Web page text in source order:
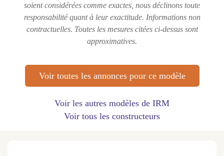
soient considérées comme exactes, nous déclinons toute
responsabilité quant à leur exactitude. Informations non
contractuelles. Toutes les mesures citées ci-dessus sont
approximatives.
Voir toutes les annonces pour ce modèle
Voir les autres modèles de IRM
Voir tous les constructeurs